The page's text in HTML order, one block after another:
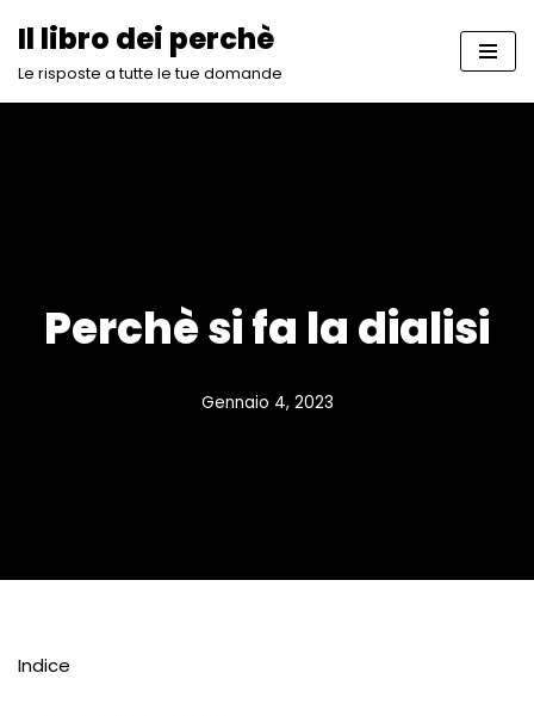
Vai
Il libro dei perchè
Le risposte a tutte le tue domande
Perchè si fa la dialisi
Gennaio 4, 2023
Indice